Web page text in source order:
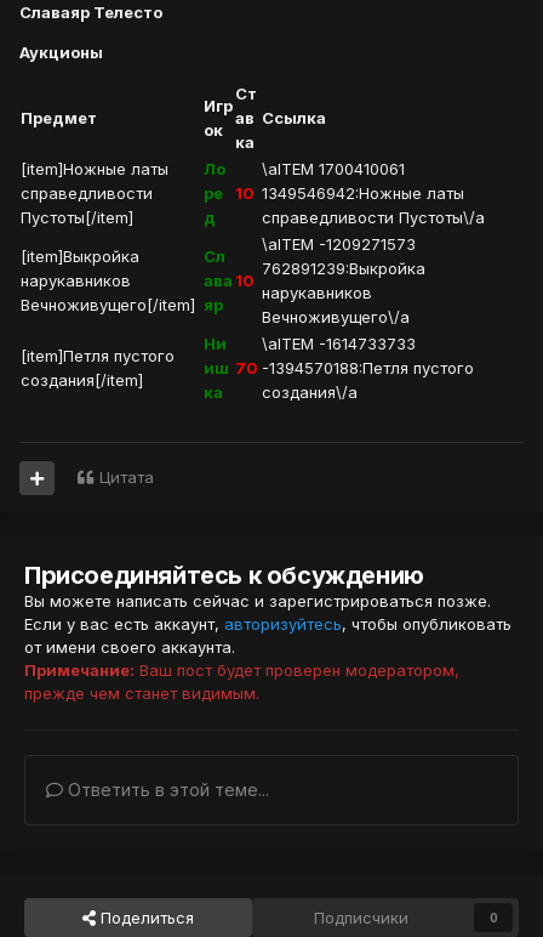
Славаяр Телесто
Аукционы
Предмет
Игр
ок
Ст
ав
ка
Ссылка
[item]Ножные латы
справедливости
Пустоты[/item]
Ло
ре
д
10
\aITEM 1700410061
1349546942:Ножные латы
справедливости Пустоты\/a
[item]Выкройка
нарукавников
Вечноживущего[/item]
Сл
ава
яр
10
\aITEM -1209271573
762891239:Выкройка
нарукавников
Вечноживущего\/a
[item]Петля пустого
создания[/item]
Ни
иш
ка
70
\aITEM -1614733733
-1394570188:Петля пустого
создания\/a
Цитата
Присоединяйтесь к обсуждению
Вы можете написать сейчас и зарегистрироваться позже.
Если у вас есть аккаунт, авторизуйтесь, чтобы опубликовать
от имени своего аккаунта.
Примечание: Ваш пост будет проверен модератором,
прежде чем станет видимым.
Ответить в этой теме...
Поделиться Подписчики 0